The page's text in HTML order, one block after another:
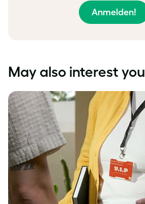
Anmelden!
May also interest you